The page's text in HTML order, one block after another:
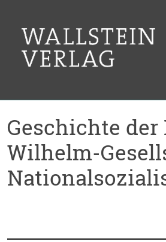
Geschichte der
Wilhelm-